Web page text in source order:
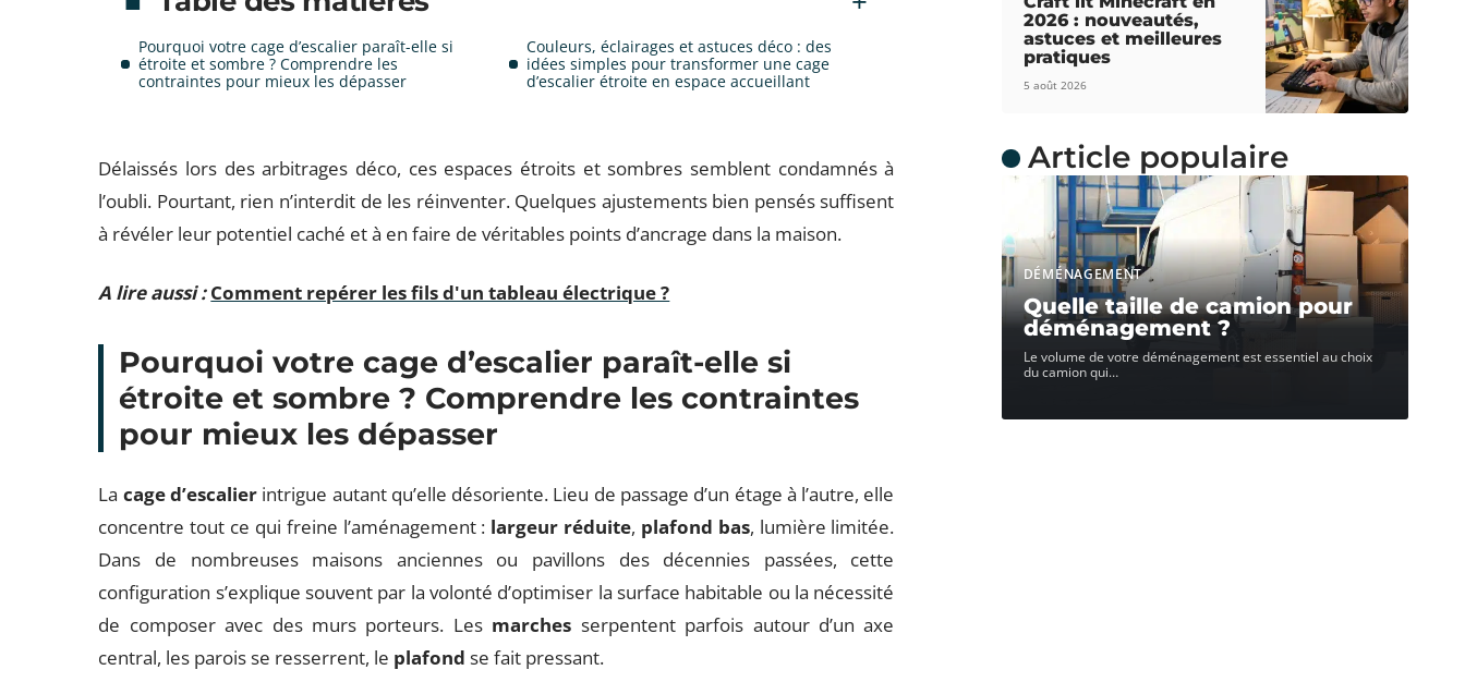
Pourquoi votre cage d’escalier paraît-elle si
étroite et sombre ? Comprendre les
contraintes pour mieux les dépasser
Couleurs, éclairages et astuces déco : des
idées simples pour transformer une cage
d’escalier étroite en espace accueillant
Délaissés lors des arbitrages déco, ces espaces étroits et sombres semblent condamnés à
l’oubli. Pourtant, rien n’interdit de les réinventer. Quelques ajustements bien pensés suffisent
à révéler leur potentiel caché et à en faire de véritables points d’ancrage dans la maison.
A lire aussi : Comment repérer les fils d'un tableau électrique ?
Pourquoi votre cage d’escalier paraît-elle si
étroite et sombre ? Comprendre les contraintes
pour mieux les dépasser
La cage d’escalierintrigue autant qu’elle désoriente. Lieu de passage d’un étage à l’autre, elle
concentre tout ce qui freine l’aménagement : largeur réduite, plafond bas, lumière limitée.
Dans de nombreuses maisons anciennes ou pavillons des décennies passées, cette
configuration s’explique souvent par la volonté d’optimiser la surface habitable ou la nécessité
de composer avec des murs porteurs. Les marches serpentent parfois autour d’un axe
central, les parois se resserrent, le plafond se fait pressant.
2026 : nouveautés,
astuces et meilleures
pratiques
5 août 2026
Article populaire
DÉMÉNAGEMENT
Quelle taille de camion pour
déménagement ?
Le volume de votre déménagement est essentiel au choix
du camion qui…